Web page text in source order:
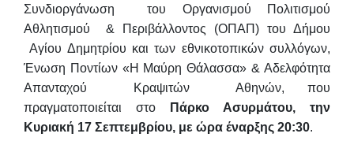
Συνδιοργάνωση του Οργανισμού Πολιτισμού
Αθλητισμού & Περιβάλλοντος (ΟΠΑΠ) του Δήμου
Αγίου Δημητρίου και των εθνικοτοπικών συλλόγων,
Ένωση Ποντίων «Η Μαύρη Θάλασσα» & Αδελφότητα
Απανταχού Κραψιτών Αθηνών, που
πραγματοποιείται στο
Πάρκο Ασυρμάτου, την
Κυριακή 17 Σεπτεμβρίου, με ώρα έναρξης 20:30.